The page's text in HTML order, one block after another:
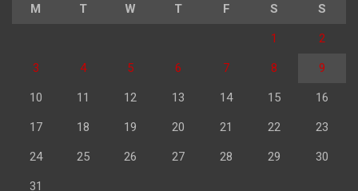
M T W T F S S
1 2
3 4 5 6 7 8 9
10 11 12 13 14 15 16
17 18 19 20 21 22 23
24 25 26 27 28 29 30
31